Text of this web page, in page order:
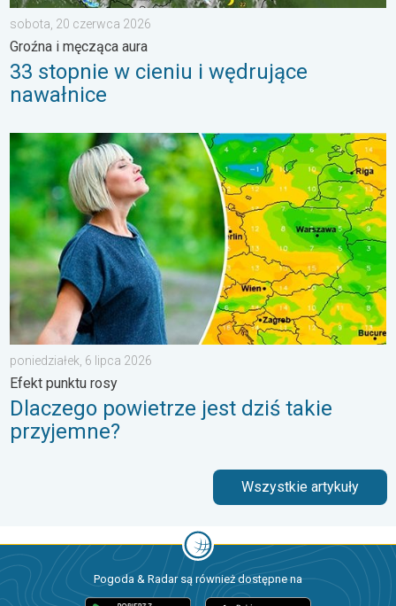
sobota, 20 czerwca 2026
Groźna i męcząca aura
33 stopnie w cieniu i wędrujące
nawałnice
Dlaczego powietrze jest dziś takie przyjemne?. Efekt punktu
poniedziałek, 6 lipca 2026
Efekt punktu rosy
Dlaczego powietrze jest dziś takie
przyjemne?
Wszystkie artykuły
Pogoda & Radar są również dostępne na